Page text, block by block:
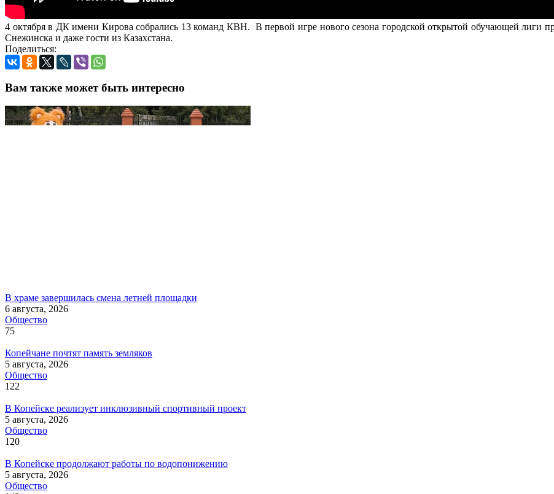
4 октября в ДК имени Кирова собрались 13 команд КВН. В первой игре нового сезона городской открытой обучающей лиги
Снежинска и даже гости из Казахстана.
Поделиться:
Вам также может быть интересно
В храме завершилась смена летней площадки
6 августа, 2026
Общество
75
Копейчане почтят память земляков
5 августа, 2026
Общество
122
В Копейске реализует инклюзивный спортивный проект
5 августа, 2026
Общество
120
В Копейске продолжают работы по водопонижению
5 августа, 2026
Общество